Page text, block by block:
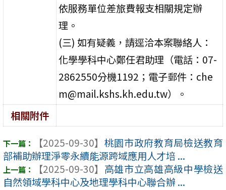
依服務單位差旅費報支相關規定辦
理。
(三) 如有疑義，請逕洽本案聯絡人：
化學學科中心鄭任君助理（電話：07-
2862550分機1192；電子郵件：che
m@mail.kshs.kh.edu.tw）。
相關附件
【2025-09-30】 桃園市政府教育局檢送教育
部補助辦理淨零永續能源跨域應用人才培 ...
【2025-09-30】 高雄市立高雄高級中學檢送
自然領域學科中心及地理學科中心聯合辦 ...